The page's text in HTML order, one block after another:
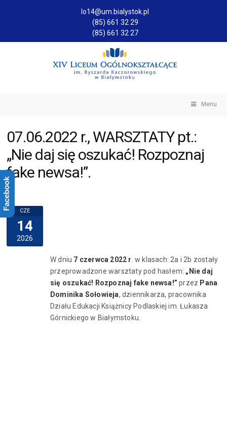
lo14@um.bialystok.pl
(85) 661 32 29
(85) 661 32 27
Menu
07.06.2022 r., WARSZTATY pt.:
„Nie daj się oszukać! Rozpoznaj
fake newsa!”.
CZE
14
2026
W dniu 7 czerwca 2022 r . w klasach: 2a i 2b zostały
przeprowadzone warsztaty pod hasłem: „Nie daj
się oszukać! Rozpoznaj fake newsa!”przez Pana
Dominika Sołowieja, dziennikarza, pracownika
Działu Edukacji Książnicy Podlaskiej im. Łukasza
Górnickiego w Białymstoku.
Facebook